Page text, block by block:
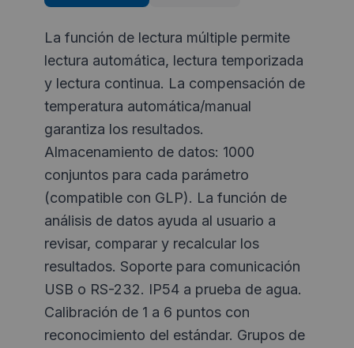
La función de lectura múltiple permite
lectura automática, lectura temporizada
y lectura continua. La compensación de
temperatura automática/manual
garantiza los resultados.
Almacenamiento de datos: 1000
conjuntos para cada parámetro
(compatible con GLP). La función de
análisis de datos ayuda al usuario a
revisar, comparar y recalcular los
resultados. Soporte para comunicación
USB o RS-232. IP54 a prueba de agua.
Calibración de 1 a 6 puntos con
reconocimiento del estándar. Grupos de